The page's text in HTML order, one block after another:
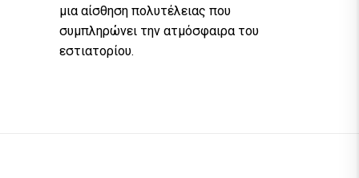
μια αίσθηση πολυτέλειας που
συμπληρώνει την ατμόσφαιρα του
εστιατορίου.